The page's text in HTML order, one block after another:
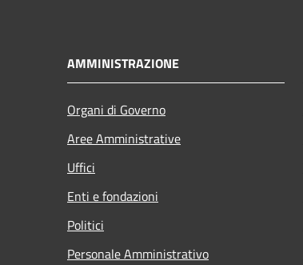
AMMINISTRAZIONE
Organi di Governo
Aree Amministrative
Uffici
Enti e fondazioni
Politici
Personale Amministrativo